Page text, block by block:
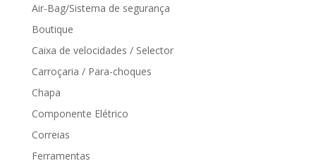
Air-Bag/Sistema de segurança
Boutique
Caixa de velocidades / Selector
Carroçaria / Para-choques
Chapa
Componente Elétrico
Correias
Ferramentas